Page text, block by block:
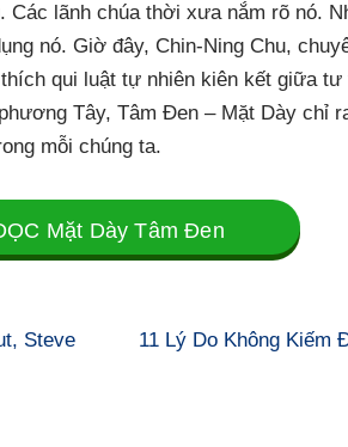
Các lãnh chúa thời xưa nắm rõ nó.
nó. Giờ đây, Chin-Ning Chu,
qui luật tự nhiên kiên kết giữa
Tây, Tâm Đen – Mặt Dày chỉ
mỗi chúng ta.
Mặt Dày Tâm Đen
Steve
11 Lý Do Không Kiếm